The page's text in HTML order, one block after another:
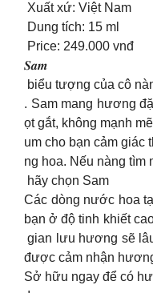
Xuất xứ: Việt Nam
Dung tích: 15 ml
Price: 249.000 vnđ
biểu tượng của cô
. Sam mang hương
ọt gắt, không mạnh
um cho bạn cảm giác
ng hoa. Nếu nàng tìm
hãy chọn Sam
Các dòng nước hoa
bạn ở độ tinh khiết
gian lưu hương sẽ
được cảm nhận
Sở hữu ngay để có